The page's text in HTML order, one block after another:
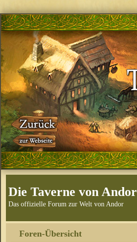
Die Taverne von Andor
Das offizielle Forum zur Welt von Andor
Foren-Übersicht